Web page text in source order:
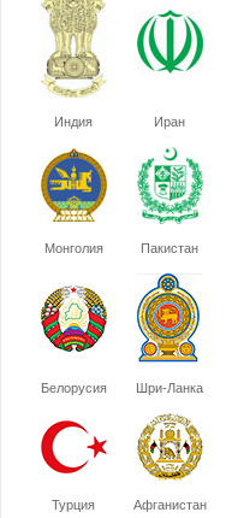
Индия Иран
Монголия Пакистан
Белорусия Шри-Ланка
Турция Афганистан